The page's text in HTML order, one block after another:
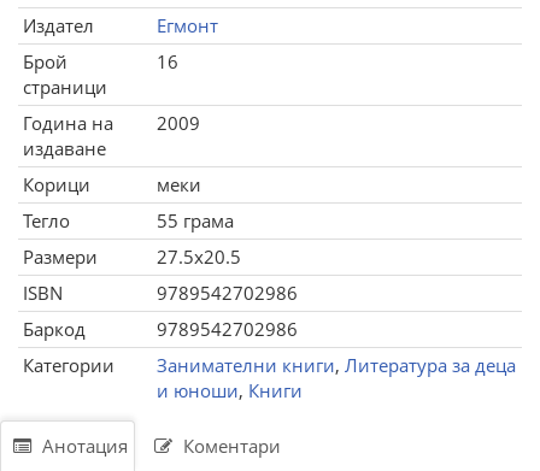
Издател
Егмонт
Брой
страници
16
Година на
издаване
2009
Корици
меки
Тегло
55 грама
Размери
27.5x20.5
ISBN
9789542702986
Баркод
9789542702986
Категории
Занимателни книги, Литература за деца
и юноши, Книги
Анотация Коментари